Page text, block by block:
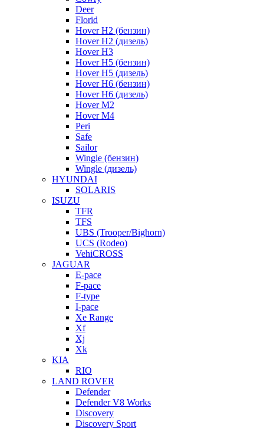
Deer
Florid
Hover H2 (бензин)
Hover H2 (дизель)
Hover H3
Hover H5 (бензин)
Hover H5 (дизель)
Hover H6 (бензин)
Hover H6 (дизель)
Hover M2
Hover M4
Peri
Safe
Sailor
Wingle (бензин)
Wingle (дизель)
HYUNDAI
SOLARIS
ISUZU
TFR
TFS
UBS (Trooper/Bighorn)
UCS (Rodeo)
VehiCROSS
JAGUAR
E-pace
F-pace
F-type
I-pace
Xe Range
Xf
Xj
Xk
KIA
RIO
LAND ROVER
Defender
Defender V8 Works
Discovery
Discovery Sport